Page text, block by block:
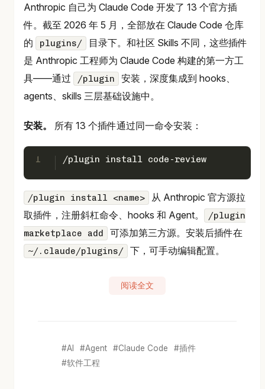
Anthropic 自己为 Claude Code 开发了 13 个官方插
件。截至 2026 年 5 月，全部放在 Claude Code 仓库
的
plugins/
目录下。和社区 Skills 不同，这些插件
是 Anthropic 工程师为 Claude Code 构建的第一方工
具——通过
/plugin
安装，深度集成到 hooks、
agents、skills 三层基础设施中。
安装。 所有 13 个插件通过同一命令安装：
1 /plugin install code-review
/plugin install <name>
从 Anthropic 官方源拉
取插件，注册斜杠命令、hooks 和 Agent。
/plugin
marketplace add
可添加第三方源。安装后插件在
~/.claude/plugins/ 下，可手动编辑配置。
阅读全文
AI Agent Claude Code
插件
软件工程